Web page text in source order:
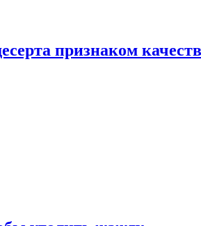
признаком